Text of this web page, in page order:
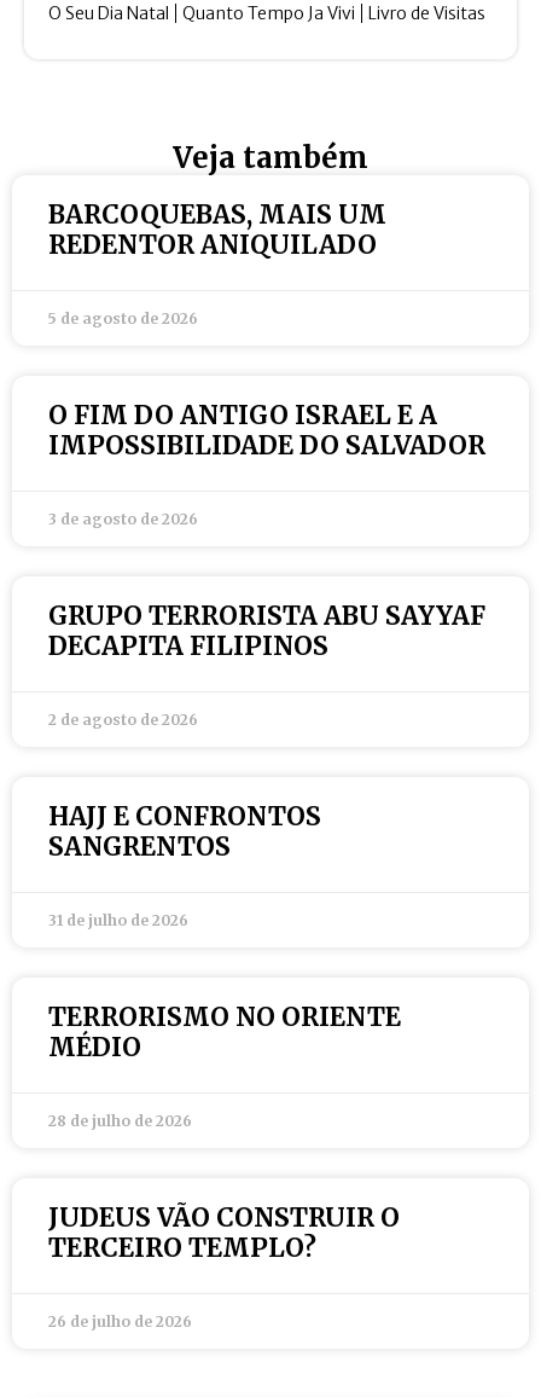
O Seu Dia Natal Quanto Tempo Ja Vivi Livro de Visitas
Veja também
BARCOQUEBAS, MAIS UM
REDENTOR ANIQUILADO
5 de agosto de 2026
O FIM DO ANTIGO ISRAEL E A
IMPOSSIBILIDADE DO SALVADOR
3 de agosto de 2026
GRUPO TERRORISTA ABU SAYYAF
DECAPITA FILIPINOS
2 de agosto de 2026
HAJJ E CONFRONTOS
SANGRENTOS
31 de julho de 2026
TERRORISMO NO ORIENTE
MÉDIO
28 de julho de 2026
JUDEUS VÃO CONSTRUIR O
TERCEIRO TEMPLO?
26 de julho de 2026